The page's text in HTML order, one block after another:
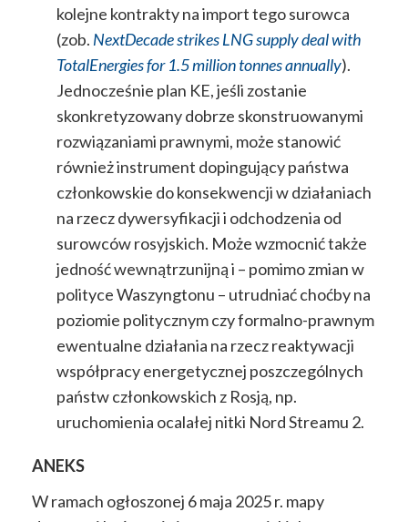
kolejne kontrakty na import tego surowca
(zob. NextDecade strikes LNG supply deal with
TotalEnergies for 1.5 million tonnes annually).
Jednocześnie plan KE, jeśli zostanie
skonkretyzowany dobrze skonstruowanymi
rozwiązaniami prawnymi, może stanowić
również instrument dopingujący państwa
członkowskie do konsekwencji w działaniach
na rzecz dywersyfikacji i odchodzenia od
surowców rosyjskich. Może wzmocnić także
jedność wewnątrzunijną i – pomimo zmian w
polityce Waszyngtonu – utrudniać choćby na
poziomie politycznym czy formalno-prawnym
ewentualne działania na rzecz reaktywacji
współpracy energetycznej poszczególnych
państw członkowskich z Rosją, np.
uruchomienia ocalałej nitki Nord Streamu 2.
ANEKS
W ramach ogłoszonej 6 maja 2025 r. mapy